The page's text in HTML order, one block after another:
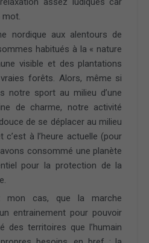
mot.
nordique aux alentours de
habitués à la « nature
visible et des plantations
forêts. Alors, même si
notre sport au milieu d’une
de charme, notre activité
de se déplacer au milieu
à l’heure actuelle (pour
consommé une planète
pour la protection de la
mon cas, que la marche
entrainement pour pouvoir
des territoires que l’humain